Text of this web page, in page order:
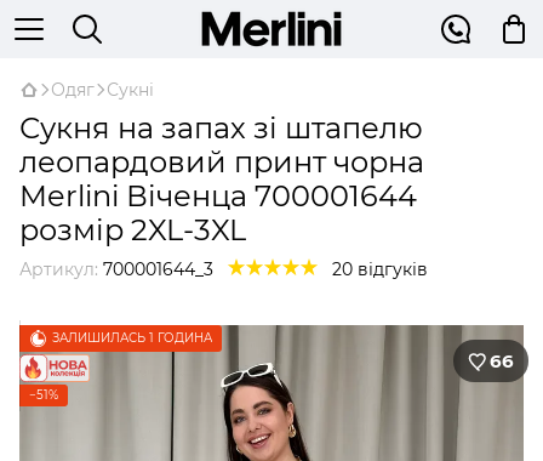
Одяг Сукні
Сукня на запах зі штапелю
леопардовий принт чорна
Merlini Віченца 700001644
розмір 2XL-3XL
Артикул: 700001644_3 20 відгуків
ЗАЛИШИЛАСЬ 1 ГОДИНА
−51%
66